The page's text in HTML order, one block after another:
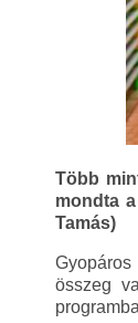
Több
mondta
Tamás)
összeg